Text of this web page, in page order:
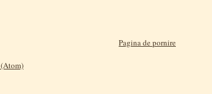
Pagina de pornire